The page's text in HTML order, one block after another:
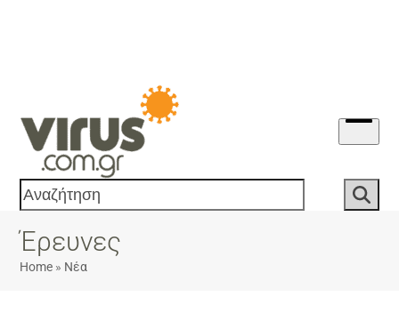
Open
Αναζήτηση
Έρευνες
Home » Νέα